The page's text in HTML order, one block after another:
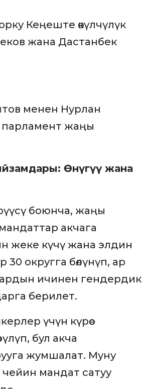
Кеңеште өкүлчүлүк
жана Дастанбек
менен Нурлан
парламент жаңы
Өнүгүү жана
боюнча, жаңы
акчага
жеке күчү жана элдин
округга бөлүнүп, ар
ичинен гендердик
берилет.
үчүн күрөө
бул акча
жумшалат. Муну
мандат сатуу